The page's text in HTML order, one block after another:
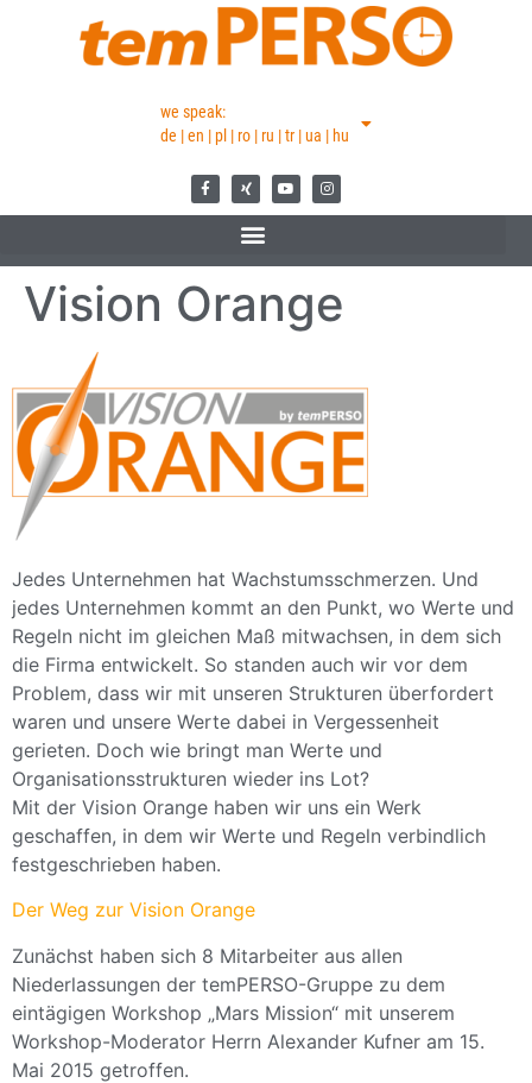
we speak:
de | en | pl | ro | ru | tr | ua | hu
Vision Orange
Jedes Unternehmen hat Wachstumsschmerzen. Und
jedes Unternehmen kommt an den Punkt, wo Werte und
Regeln nicht im gleichen Maß mitwachsen, in dem sich
die Firma entwickelt. So standen auch wir vor dem
Problem, dass wir mit unseren Strukturen überfordert
waren und unsere Werte dabei in Vergessenheit
gerieten. Doch wie bringt man Werte und
Organisationsstrukturen wieder ins Lot?
Mit der Vision Orange haben wir uns ein Werk
geschaffen, in dem wir Werte und Regeln verbindlich
festgeschrieben haben.
Der Weg zur Vision Orange
Zunächst haben sich 8 Mitarbeiter aus allen
Niederlassungen der temPERSO-Gruppe zu dem
eintägigen Workshop „Mars Mission“ mit unserem
Workshop-Moderator Herrn Alexander Kufner am 15.
Mai 2015 getroffen.